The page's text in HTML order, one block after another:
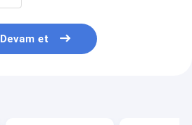
Devam et